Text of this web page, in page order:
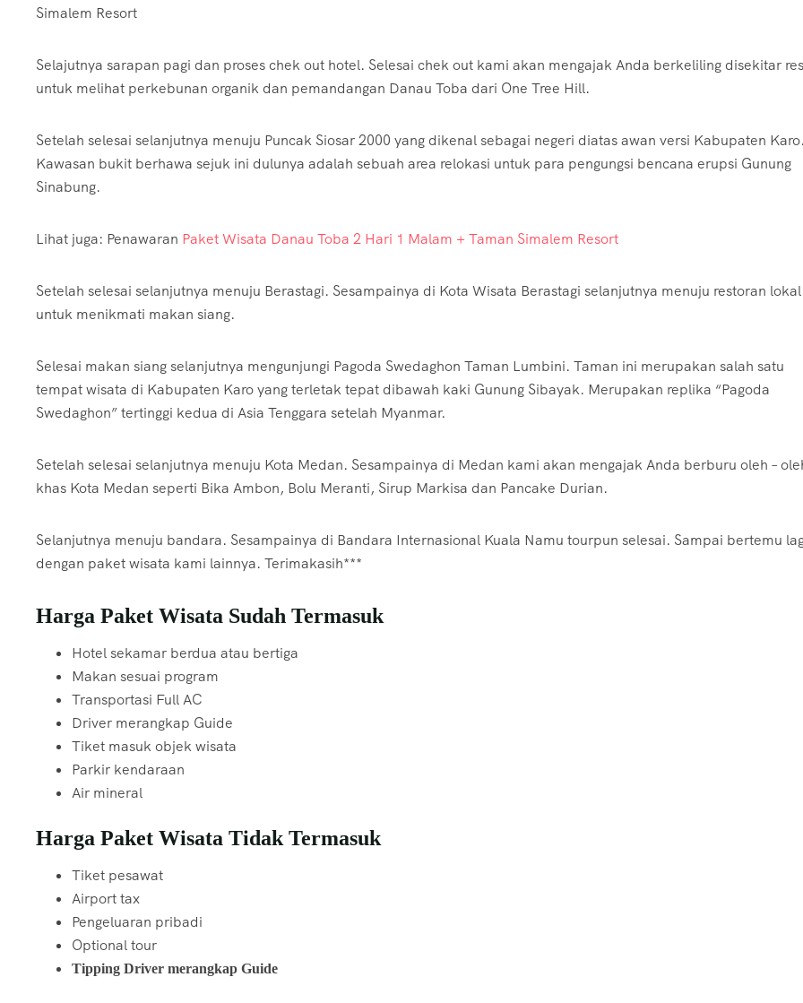
Simalem Resort
Selajutnya sarapan pagi dan proses chek out hotel. Selesai chek out kami akan mengajak Anda berkeliling disekitar
untuk melihat perkebunan organik dan pemandangan Danau Toba dari One Tree Hill.
Setelah selesai selanjutnya menuju Puncak Siosar 2000 yang dikenal sebagai negeri diatas awan versi Kabupaten
Kawasan bukit berhawa sejuk ini dulunya adalah sebuah area relokasi untuk para pengungsi bencana erupsi Gunung
Sinabung.
Lihat juga: Penawaran Paket Wisata Danau Toba 2 Hari 1 Malam + Taman Simalem Resort
Setelah selesai selanjutnya menuju Berastagi. Sesampainya di Kota Wisata Berastagi selanjutnya menuju restoran lokal
untuk menikmati makan siang.
Selesai makan siang selanjutnya mengunjungi Pagoda Swedaghon Taman Lumbini. Taman ini merupakan salah satu
tempat wisata di Kabupaten Karo yang terletak tepat dibawah kaki Gunung Sibayak. Merupakan replika “Pagoda
Swedaghon” tertinggi kedua di Asia Tenggara setelah Myanmar.
Setelah selesai selanjutnya menuju Kota Medan. Sesampainya di Medan kami akan mengajak Anda berburu oleh –
khas Kota Medan seperti Bika Ambon, Bolu Meranti, Sirup Markisa dan Pancake Durian.
Selanjutnya menuju bandara. Sesampainya di Bandara Internasional Kuala Namu tourpun selesai. Sampai bertemu
dengan paket wisata kami lainnya. Terimakasih***
Harga Paket Wisata Sudah Termasuk
Hotel sekamar berdua atau bertiga
Makan sesuai program
Transportasi Full AC
Driver merangkap Guide
Tiket masuk objek wisata
Parkir kendaraan
Air mineral
Harga Paket Wisata Tidak Termasuk
Tiket pesawat
Airport tax
Pengeluaran pribadi
Optional tour
Tipping Driver merangkap Guide